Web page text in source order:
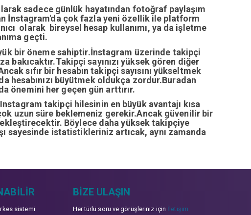
sadece günlük hayatından fotoğraf paylaşım
İnstagram'da çok fazla yeni özellik ile platform
olarak bireysel hesap kullanımı, ya da işletme
geçti.
bir öneme sahiptir.İnstagram üzerinde takipçi
bakıcaktır.Takipçi sayınızı yüksek gören diğer
sıfır bir hesabın takipçi sayısını yükseltmek
hesabınızı büyütmek oldukça zordur.Buradan
önemini her geçen gün arttırır.
takipçi hilesinin en büyük avantajı kısa
uzun süre beklemeniz gerekir.Ancak güvenilir bir
Böylece daha yüksek takipçiye
sayesinde istatistikleriniz artıcak, aynı zamanda
sistemi
BIZE ULAŞIN
Her türlü soru ve görüşleriniz için İletişim